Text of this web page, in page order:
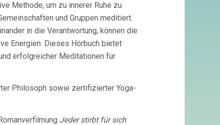
Methode, um zu innerer Ruhe zu
und Gruppen meditiert.
in die Verantwortung, können die
Energien. Dieses Hörbuch bietet
erfolgreicher Meditationen für
Philosoph sowie zertifizierter Yoga-
Jeder stirbt für sich